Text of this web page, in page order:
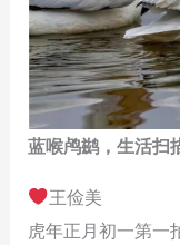
蓝喉鸬鹚，生活扫
王俭美
虎年正月初一第一